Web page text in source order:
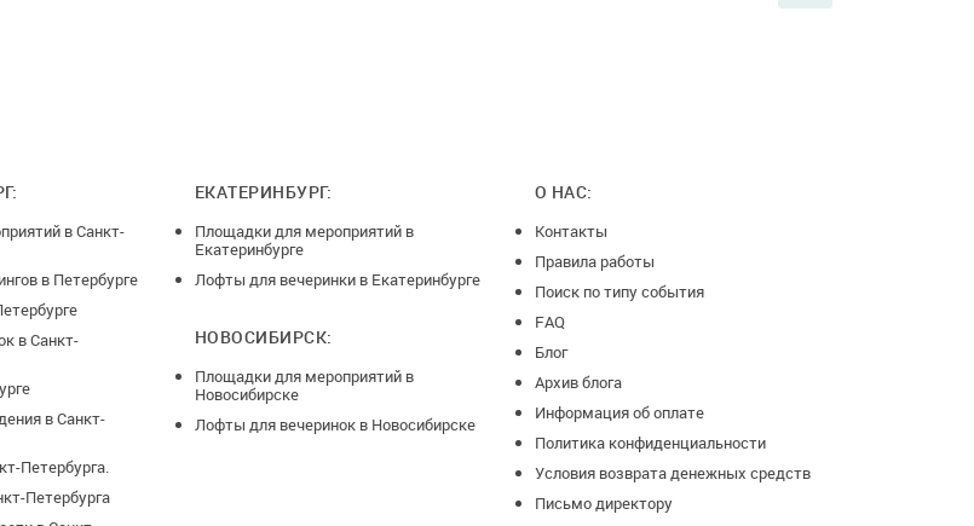
в Санкт-
в Петербурге
в Санкт-
в Санкт-
Петербурга.
Петербурга
ЕКАТЕРИНБУРГ:
Площадки для мероприятий в
Екатеринбурге
Лофты для вечеринки в Екатеринбурге
НОВОСИБИРСК:
Площадки для мероприятий в
Новосибирске
Лофты для вечеринок в Новосибирске
О НАС:
Контакты
Правила работы
Поиск по типу события
FAQ
Блог
Архив блога
Информация об оплате
Политика конфиденциальности
Условия возврата денежных средств
Письмо директору